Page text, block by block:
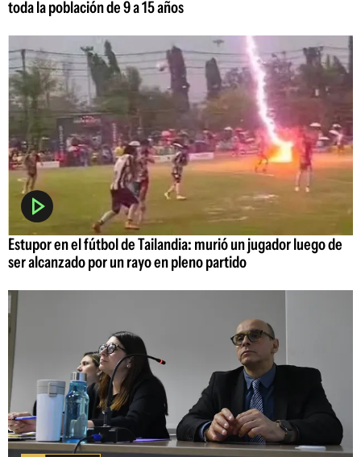
toda la población de 9 a 15 años
Estupor en el fútbol de Tailandia: murió un jugador luego de
ser alcanzado por un rayo en pleno partido